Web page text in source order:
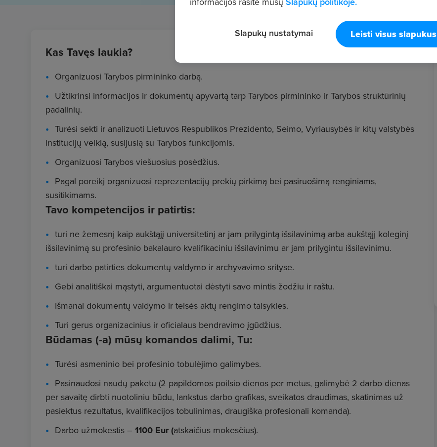
Kas Tavęs laukia?
Organizuosi Tarybos pirmininko darbą.
Užtikrinsi informacijos ir dokumentų apyvartą tarp Tarybos pirmininko ir Tarybos struktūrinių
padalinių.
Turėsi sekti ir analizuoti Lietuvos Respublikos Prezidento, Seimo, Vyriausybės ir kitų valstybės
institucijų veiklą, susijusią su Tarybos funkcijomis.
Organizuosi Tarybos viešuosius posėdžius.
Pagal poreikį organizuosi reprezentacijų prekių pirkimą bei pasiruošimą renginiams,
susitikimams.
Tavo kompetencijos ir patirtis:
turi ne žemesnį kaip aukštąjį universitetinį ar jam prilygintą išsilavinimą arba aukštąjį koleginį
išsilavinimą su profesinio bakalauro kvalifikaciniu išsilavinimu ar jam prilygintu išsilavinimu.
turi darbo patirties dokumentų valdymo ir archyvavimo srityse.
Gebi analitiškai mąstyti, argumentuotai dėstyti savo mintis žodžiu ir raštu.
Išmanai dokumentų valdymo ir teisės aktų rengimo taisykles.
Turi gerus organizacinius ir oficialaus bendravimo įgūdžius.
Būdamas (-a) mūsų komandos dalimi, Tu:
Turėsi asmeninio bei profesinio tobulėjimo galimybes.
Pasinaudosi naudų paketu (2 papildomos poilsio dienos per metus, galimybė 2 darbo dienas
per savaitę dirbti nuotoliniu būdu, lankstus darbo grafikas, sveikatos draudimas, skatinimas už
pasiektus rezultatus, kvalifikacijos tobulinimas, draugiška profesionali komanda).
Darbo užmokestis – 1100 Eur (atskaičius mokesčius).
Leisti visus slapukus
Slapukų nustatymai